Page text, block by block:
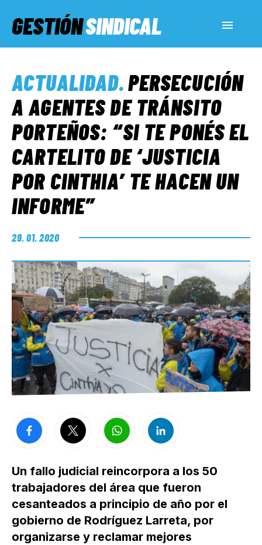
GESTIÓNSINDICAL
SERVICIOS SOCIALES
INFORMES ESPECIALES
FUERA DE MEGÁFONO
ACTUALIDAD.PERSECUCIÓN
A AGENTES DE TRÁNSITO
PORTEÑOS: “SI TE PONÉS EL
CARTELITO DE ‘JUSTICIA
POR CINTHIA’ TE HACEN UN
INFORME”
29. 01. 2020
Un fallo judicial reincorpora a los 50
trabajadores del área que fueron
cesanteados a principio de año por el
gobierno de Rodríguez Larreta, por
organizarse y reclamar mejores